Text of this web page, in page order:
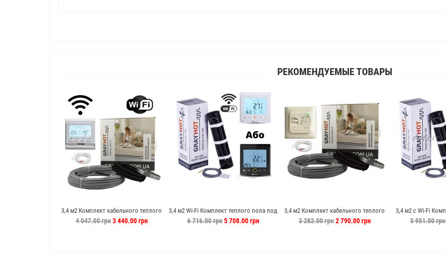
РЕКОМЕНДУЕМЫЕ ТОВАРЫ
3,4 м2 Комплект кабельного теплого
пола под плитку Gray Hot + E51 Wi-Fi
4 047.00 грн3 440.00 грн
3,4 м2 Wi-Fi Комплект теплого пола под
плитку GrayHot c PWT-002
6 716.00 грн5 708.00 грн
3,4 м2 Комплект кабельного теплого
пола под плитку Gray Hot
3 282.00 грн2 790.00 грн
3,4 м2 с Wi-Fi
под плитку
5 951.00 грн